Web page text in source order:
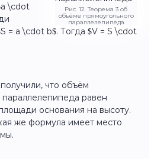
Рис. 12. Теорема 3 об
объёме прямоугольного
параллелепипеда
\cdot
= a \cdot b$. Тогда $V = S \cdot
что объём
параллелепипеда равен
основания на высоту.
же формула имеет место